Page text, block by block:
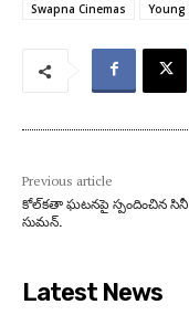
Swapna Cinemas
Young
Previous article
కోల్‌క‌తా ఘ‌ట‌న‌పై స్పందించిన సినీ
సుమ‌న్‌.
Latest News